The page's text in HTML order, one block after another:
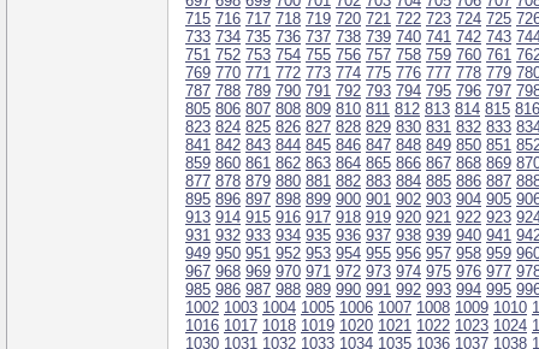
715 716 717 718 719 720 721 722 723 724 725
733 734 735 736 737 738 739 740 741 742 743
751 752 753 754 755 756 757 758 759 760 761
769 770 771 772 773 774 775 776 777 778 779
787 788 789 790 791 792 793 794 795 796 797
805 806 807 808 809 810 811 812 813 814 815 816
823 824 825 826 827 828 829 830 831 832 833
841 842 843 844 845 846 847 848 849 850 851
859 860 861 862 863 864 865 866 867 868 869
877 878 879 880 881 882 883 884 885 886 887
895 896 897 898 899 900 901 902 903 904 905
913 914 915 916 917 918 919 920 921 922 923
931 932 933 934 935 936 937 938 939 940 941
949 950 951 952 953 954 955 956 957 958 959
967 968 969 970 971 972 973 974 975 976 977
985 986 987 988 989 990 991 992 993 994 995
1002 1003 1004 1005 1006 1007 1008 1009 1010
1016 1017 1018 1019 1020 1021 1022 1023 1024
1030 1031 1032 1033 1034 1035 1036 1037 1038